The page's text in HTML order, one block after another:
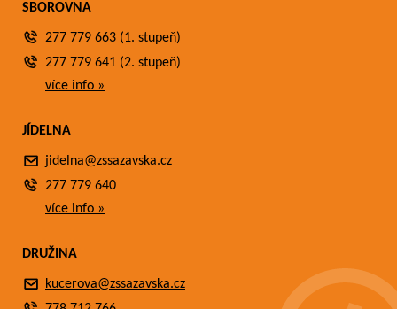
SBOROVNA
277 779 663 (1. stupeň)
277 779 641 (2. stupeň)
více info »
JÍDELNA
jidelna@zssazavska.cz
277 779 640
více info »
DRUŽINA
kucerova@zssazavska.cz